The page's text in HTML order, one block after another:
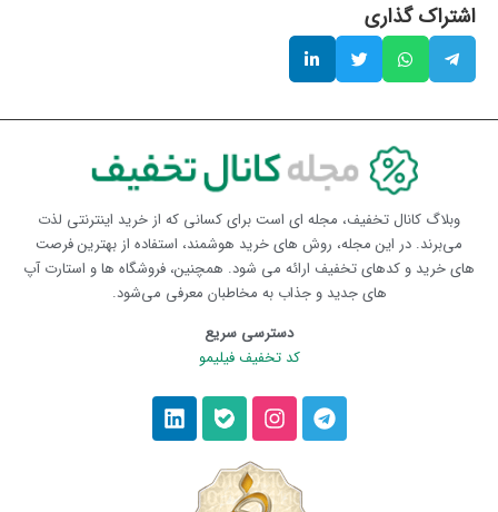
اشتراک گذاری
وبلاگ کانال تخفیف، مجله ای است برای کسانی که از خرید اینترنتی لذت
می‌برند. در این مجله، روش های خرید هوشمند، استفاده از بهترین فرصت
های خرید و کدهای تخفیف ارائه می شود. همچنین، فروشگاه ها و استارت آپ
های جدید و جذاب به مخاطبان معرفی می‌شود.
دسترسی سریع
کد تخفیف فیلیمو